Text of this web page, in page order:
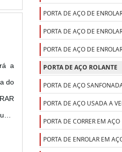
a
do
PORTA DE AÇO DE
PORTA DE AÇO DE
PORTA DE AÇO DE
PORTA DE AÇO ROLANTE
PORTA DE AÇO
PORTA DE AÇO USADA A
PORTA DE CORRER EM AÇO
PORTA DE ENROLAR EM